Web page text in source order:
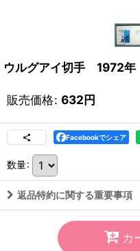
ウルグアイ切手 1972
販売価格: 632円
Facebookでシェア
数量:
返品特約に関する重要事項
カ